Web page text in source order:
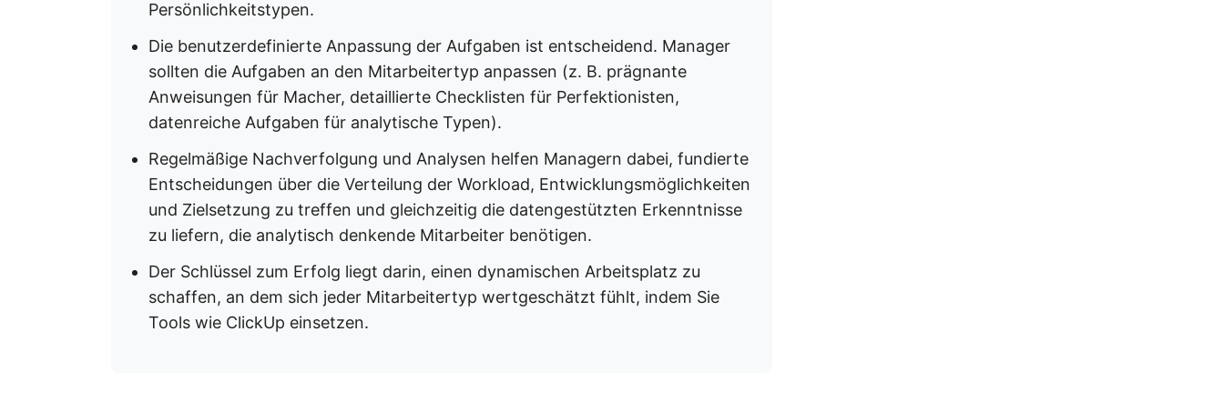
Persönlichkeitstypen.
Die benutzerdefinierte Anpassung der Aufgaben ist entscheidend. Manager
sollten die Aufgaben an den Mitarbeitertyp anpassen (z. B. prägnante
Anweisungen für Macher, detaillierte Checklisten für Perfektionisten,
datenreiche Aufgaben für analytische Typen).
Regelmäßige Nachverfolgung und Analysen helfen Managern dabei, fundierte
Entscheidungen über die Verteilung der Workload, Entwicklungsmöglichkeiten
und Zielsetzung zu treffen und gleichzeitig die datengestützten Erkenntnisse
zu liefern, die analytisch denkende Mitarbeiter benötigen.
Der Schlüssel zum Erfolg liegt darin, einen dynamischen Arbeitsplatz zu
schaffen, an dem sich jeder Mitarbeitertyp wertgeschätzt fühlt, indem Sie
Tools wie ClickUp einsetzen.